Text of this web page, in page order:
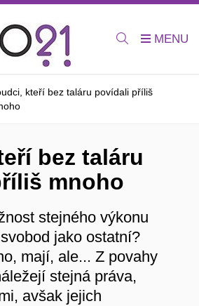
kteří bez taláru povídali příliš
bez taláru
mnoho
stejného výkonu
jako ostatní?
mají, ale... Z povahy
stejná práva,
avšak jejich